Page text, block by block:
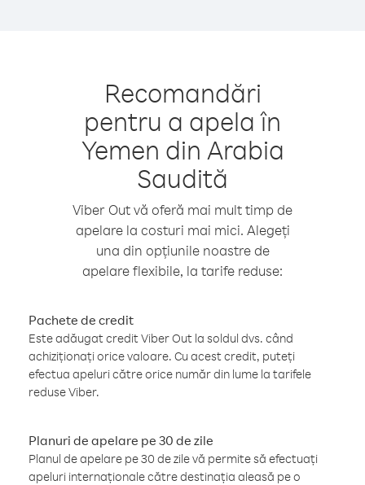
Recomandări
pentru a apela în
Yemen din Arabia
Saudită
Viber Out vă oferă mai mult timp de
apelare la costuri mai mici. Alegeți
una din opțiunile noastre de
apelare flexibile, la tarife reduse:
Pachete de credit
Este adăugat credit Viber Out la soldul dvs. când
achiziționați orice valoare. Cu acest credit, puteți
efectua apeluri către orice număr din lume la tarifele
reduse Viber.
Planuri de apelare pe 30 de zile
Planul de apelare pe 30 de zile vă permite să efectuați
apeluri internaționale către destinația aleasă pe o